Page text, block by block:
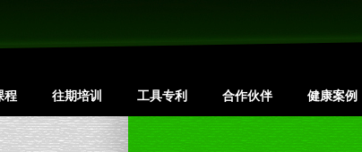
程 往期培训 工具专利 合作伙伴 健康案例